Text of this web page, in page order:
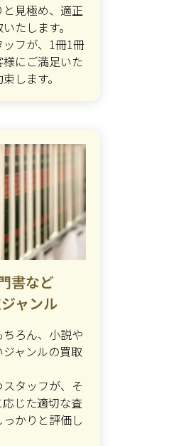
見極め、適正
たします。
フが、1冊1冊
にご満足いた
します。
書など
ャンル
ろん、小説や
ャンルの買取
タッフが、そ
じた適切な査
かりと評価し